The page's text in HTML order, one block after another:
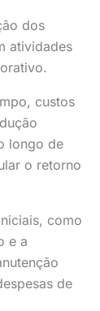
dos
atividades
custos
longo de
o retorno
como
e a
de